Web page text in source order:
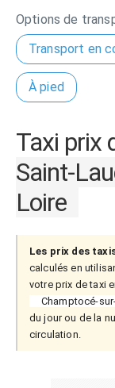
Options de
Transport en
À pied
Taxi prix
Saint-
Loire
Les prix des
calculés en
votre prix de taxi
Champtocé-
du jour ou de la
circulation.